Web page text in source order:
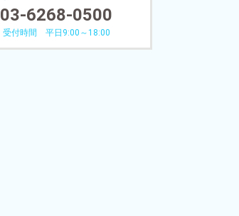
03-6268-0500
受付時間 平日9:00～18:00